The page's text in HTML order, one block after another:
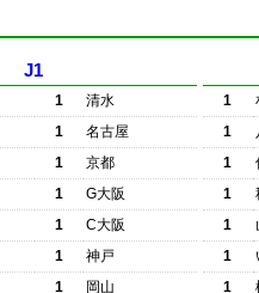
J1
1
清水
1
名古屋
1
京都
1
G大阪
1
C大阪
1
神戸
1
岡山
1
1
1
1
1
1
1